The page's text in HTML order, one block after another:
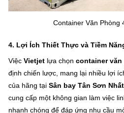
Container Văn Phòng
4. Lợi Ích Thiết Thực và Tiềm
ViệcVietjet lựa chọncontainer văn
định chiến lược, mang lại nhiều lợi
của hãng tạiSân bay Tân Sơn Nhất
cung cấp một không gian làm việc
nhanh chóng để đáp ứng nhu cầu